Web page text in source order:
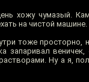
хожу чумазый.
на чистой
тоже просторно,
запаривал веничек,
Ну а я,